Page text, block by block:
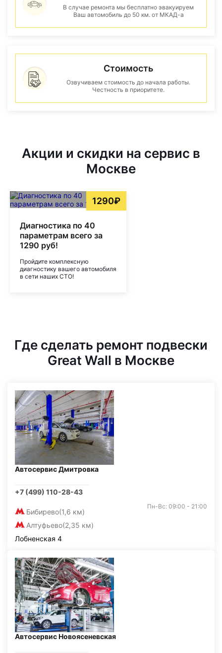
В случае ремонта мы бесплатно эвакуируем
Ваш автомобиль до 50 км. от МКАД-а
Стоимость
Озвучиваем стоимость до начала работы.
Честность в приоритете.
Акции и скидки на сервис в
Москве
1290₽
Диагностика по 40
параметрам всего за
1290 руб!
Пройдите комплексную
диагностику вашего автомобиля
в сети наших СТО!
Где сделать ремонт подвески
Great Wall в Москве
Автосервис Дмитровка
+7 (499) 110-28-43
Бибирево(1,6 км)
Алтуфьево(2,35 км)
Пн-Вс: 09:00 - 21:00
Лобненская 4
Автосервис Новоясеневская